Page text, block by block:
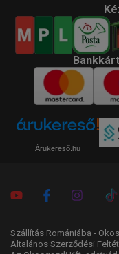
Árukereső.hu
Szállítás Romániába -
Általános Szerződési